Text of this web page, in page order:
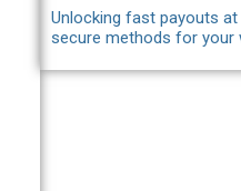
Unlocking fast payouts at
secure methods for your